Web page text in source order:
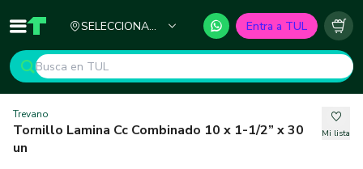
Inicio TUL - Tu Marketplace de Construcción
SELECCIONA
Entra a TUL
Trevano
Tornillo Lamina Cc Combinado 10 x 1-1/2” x 30
un
Mi lista